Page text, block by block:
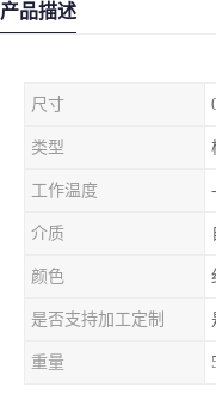
产品描述
尺寸
类型
工作温度
介质
颜色
是否支持加工定制
重量